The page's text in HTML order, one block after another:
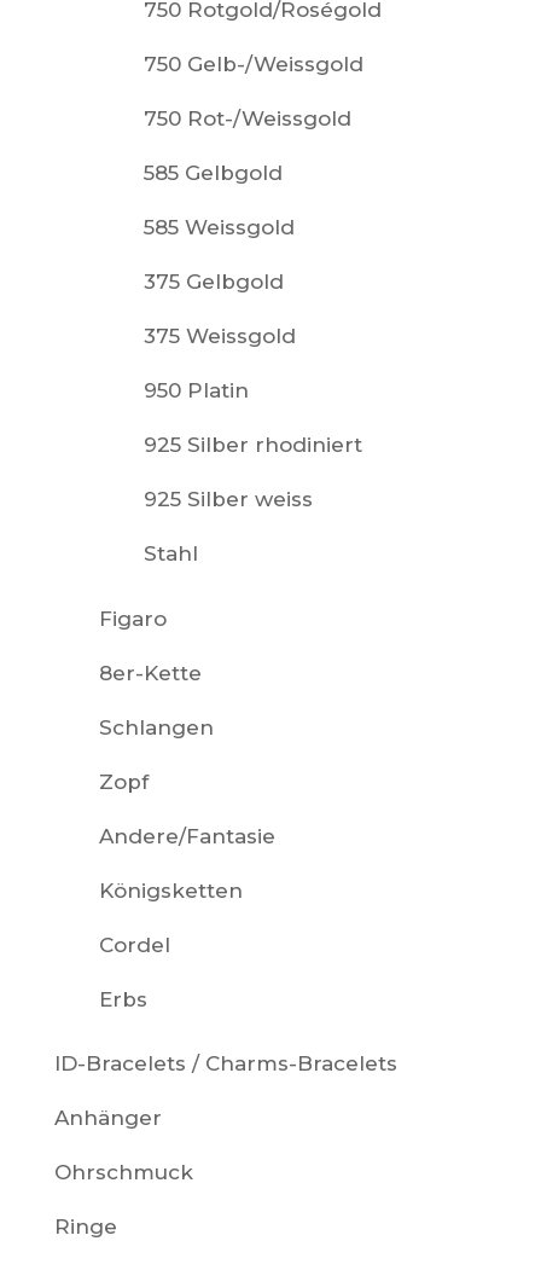
750 Rotgold/Roségold
750 Gelb-/Weissgold
750 Rot-/Weissgold
585 Gelbgold
585 Weissgold
375 Gelbgold
375 Weissgold
950 Platin
925 Silber rhodiniert
925 Silber weiss
Stahl
Figaro
8er-Kette
Schlangen
Zopf
Andere/Fantasie
Königsketten
Cordel
Erbs
ID-Bracelets / Charms-Bracelets
Anhänger
Ohrschmuck
Ringe